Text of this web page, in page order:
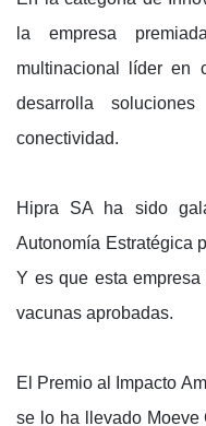
la empresa
multinacional líder en
desarrolla
conectividad.
Hipra SA ha sido
Autonomía Estratégica
Y es que esta
vacunas aprobadas.
El Premio al Impacto
se lo ha llevado Moeve